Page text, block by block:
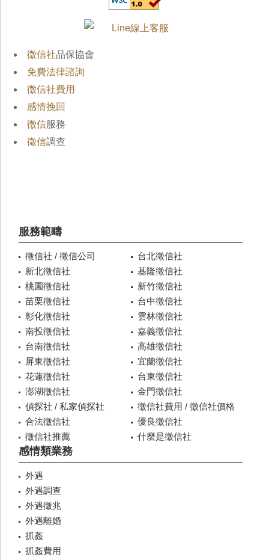
徵信社品保協會
免費法律諮詢
徵信社費用
感情挽回
徵信服務
徵信調查
服務範疇
徵信社 / 徵信公司
台北徵信社
新北徵信社
基隆徵信社
桃園徵信社
新竹徵信社
苗栗徵信社
台中徵信社
彰化徵信社
雲林徵信社
南投徵信社
嘉義徵信社
台南徵信社
高雄徵信社
屏東徵信社
宜蘭徵信社
花蓮徵信社
台東徵信社
澎湖徵信社
金門徵信社
偵探社 / 私家偵探社
徵信社費用 / 徵信社價格
合法徵信社
優良徵信社
徵信社推薦
什麼是徵信社
感情類業務
外遇
外遇調查
外遇徵兆
外遇離婚
抓姦
抓姦費用